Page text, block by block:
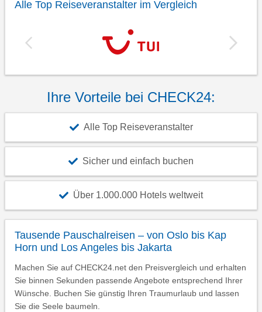
Alle Top Reiseveranstalter im Vergleich
Ihre Vorteile bei CHECK24:
Alle Top Reiseveranstalter
Sicher und einfach buchen
Über 1.000.000 Hotels weltweit
Tausende Pauschalreisen – von Oslo bis Kap
Horn und Los Angeles bis Jakarta
Machen Sie auf CHECK24.net den Preisvergleich und erhalten
Sie binnen Sekunden passende Angebote entsprechend Ihrer
Wünsche. Buchen Sie günstig Ihren Traumurlaub und lassen
Sie die Seele baumeln.